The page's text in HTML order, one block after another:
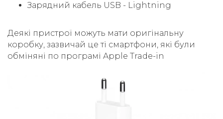
Зарядний кабель USB - Lightning
Деякі пристрої можуть мати оригінальну
коробку, зазвичай це ті смартфони, які були
обміняні по програмі Apple Trade-in